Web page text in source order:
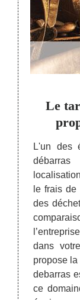
les
Le
L'un des
le frais de
des
dans
propose
debarras
ce